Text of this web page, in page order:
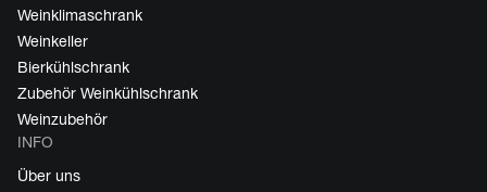
Weinklimaschrank
Weinkeller
Bierkühlschrank
Zubehör Weinkühlschrank
Weinzubehör
INFO
Über uns